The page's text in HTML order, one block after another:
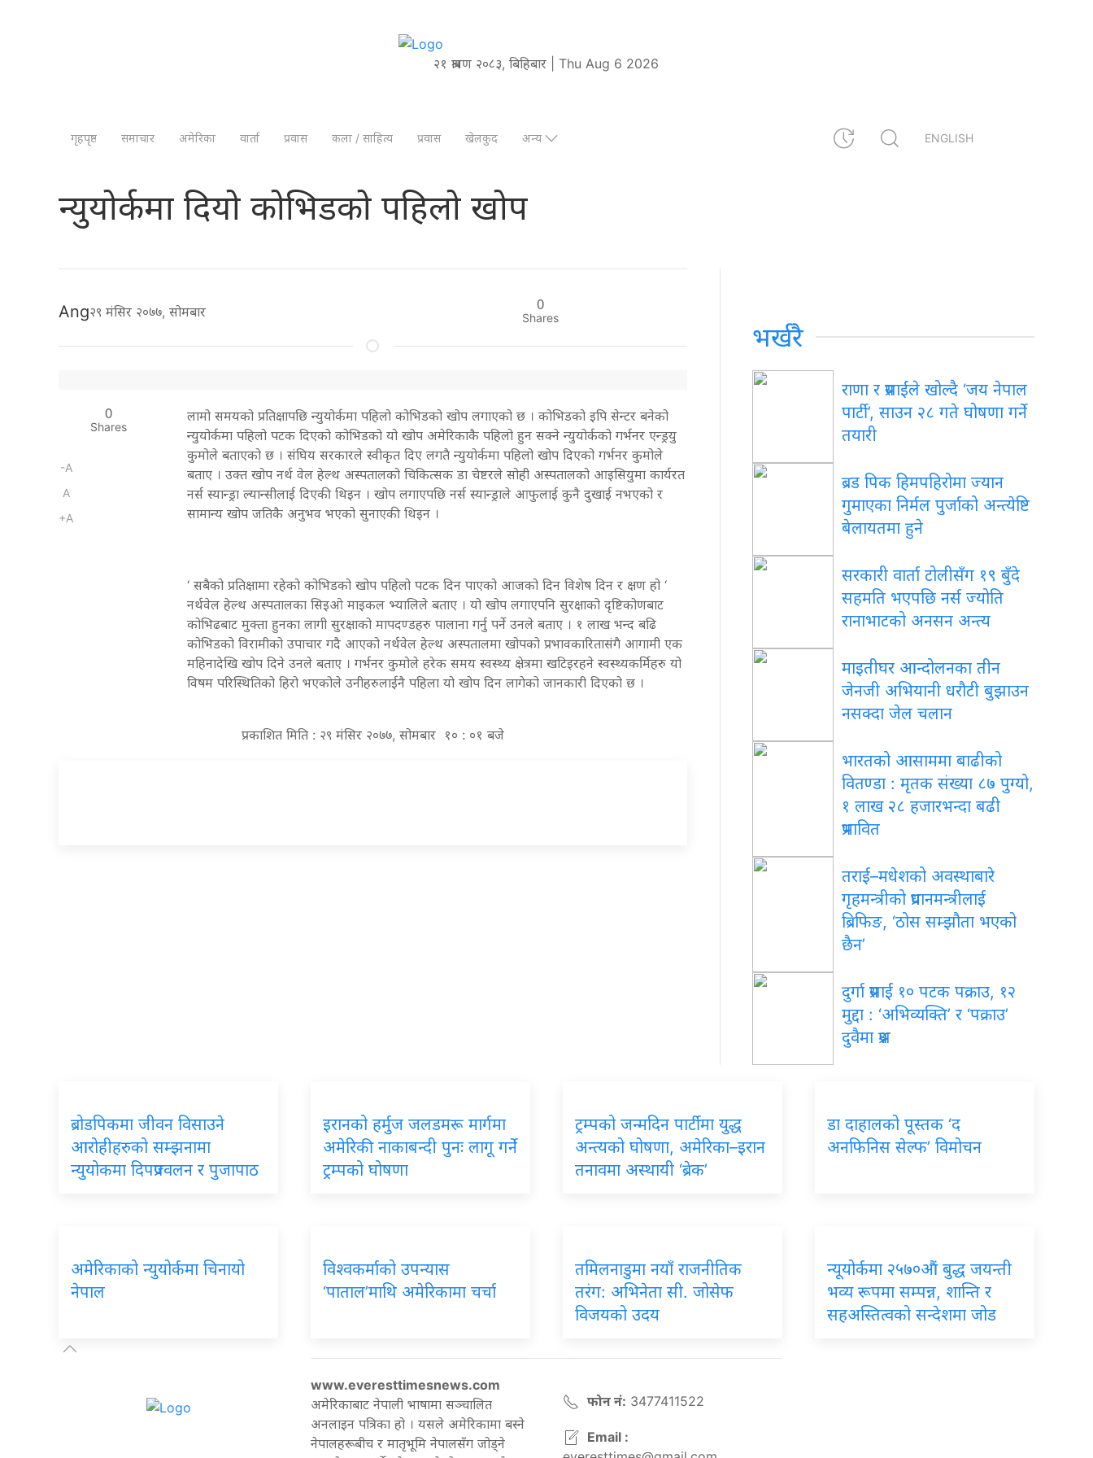
२१ श्रावण २०८३, बिहिबार | Thu Aug 6 2026
गृहपृष्ठ समाचार अमेरिका वार्ता प्रवास कला / साहित्य प्रवास खेलकुद अन्य ENGLISH
न्युयोर्कमा दियो कोभिडको पहिलो खोप
Ang२९ मंसिर २०७७, सोमबार 0
Shares
0
Shares
-A
A
+A
लामो समयको प्रतिक्षापछि न्युयोर्कमा पहिलो कोभिडको खोप लगाएको छ । कोभिडको इपि सेन्टर बनेको
न्युयोर्कमा पहिलो पटक दिएको कोभिडको यो खोप अमेरिकाकै पहिलो हुन सक्ने न्युयोर्कको गर्भनर एन्ड्रयु
कुमोले बताएको छ । संघिय सरकारले स्वीकृत दिए लगतै न्युयोर्कमा पहिलो खोप दिएको गर्भनर कुमोले
बताए । उक्त खोप नर्थ वेल हेल्थ अस्पतालको चिकित्सक डा चेष्टरले सोही अस्पतालको आइसियुमा कार्यरत
नर्स स्यान्ड्रा ल्यान्सीलाई दिएकी थिइन । खोप लगाएपछि नर्स स्यान्ड्राले आफुलाई कुनै दुखाई नभएको र
सामान्य खोप जतिकै अनुभव भएको सुनाएकी थिइन ।
‘ सबैको प्रतिक्षामा रहेको कोभिडको खोप पहिलो पटक दिन पाएको आजको दिन विशेष दिन र क्षण हो ‘
नर्थवेल हेल्थ अस्पतालका सिइओ माइकल भ्यालिले बताए । यो खोप लगाएपनि सुरक्षाको दृष्टिकोणबाट
कोभिढबाट मुक्ता हुनका लागी सुरक्षाको मापदण्डहरु पालाना गर्नु पर्ने उनले बताए । १ लाख भन्द बढि
कोभिडको विरामीको उपाचार गदै आएको नर्थवेल हेल्थ अस्पतालमा खोपको प्रभावकारितासंगै आगामी एक
महिनादेखि खोप दिने उनले बताए । गर्भनर कुमोले हरेक समय स्वस्थ्य क्षेत्रमा खटिइरहने स्वस्थ्यकर्मिहरु यो
विषम परिस्थितिको हिरो भएकोले उनीहरुलाईनै पहिला यो खोप दिन लागेको जानकारी दिएको छ ।
प्रकाशित मिति : २९ मंसिर २०७७, सोमबार १० : ०१ बजे
भर्खरै
राणा र प्रसाईंले खोल्दै ‘जय नेपाल
पार्टी’, साउन २८ गते घोषणा गर्ने
तयारी
ब्रड पिक हिमपहिरोमा ज्यान
गुमाएका निर्मल पुर्जाको अन्त्येष्टि
बेलायतमा हुने
सरकारी वार्ता टोलीसँग १९ बुँदे
सहमति भएपछि नर्स ज्योति
रानाभाटको अनसन अन्त्य
माइतीघर आन्दोलनका तीन
जेनजी अभियानी धरौटी बुझाउन
नसक्दा जेल चलान
भारतको आसाममा बाढीको
वितण्डा : मृतक संख्या ८७ पुग्यो,
१ लाख २८ हजारभन्दा बढी
प्रभावित
तराई–मधेशको अवस्थाबारे
गृहमन्त्रीको प्रधानमन्त्रीलाई
ब्रिफिङ, ‘ठोस सम्झौता भएको
छैन’
दुर्गा प्रसाईं १० पटक पक्राउ, १२
मुद्दा : ‘अभिव्यक्ति’ र ‘पक्राउ’
दुवैमा प्रश्न
ब्रोडपिकमा जीवन विसाउने
आरोहीहरुको सम्झनामा
न्युयोकमा दिपप्रज्वलन र पुजापाठ
इरानको हर्मुज जलडमरू मार्गमा
अमेरिकी नाकाबन्दी पुनः लागू गर्ने
ट्रम्पको घोषणा
ट्रम्पको जन्मदिन पार्टीमा युद्ध
अन्त्यको घोषणा, अमेरिका–इरान
तनावमा अस्थायी ‘ब्रेक’
डा दाहालको पूस्तक ‘द
अनफिनिस सेल्फ’ विमोचन
अमेरिकाको न्युयोर्कमा चिनायो
नेपाल
विश्वकर्माको उपन्यास
‘पाताल’माथि अमेरिकामा चर्चा
तमिलनाडुमा नयाँ राजनीतिक
तरंग: अभिनेता सी. जोसेफ
विजयको उदय
न्यूयोर्कमा २५७०औं बुद्ध जयन्ती
भव्य रूपमा सम्पन्न, शान्ति र
सहअस्तित्वको सन्देशमा जोड
www.everesttimesnews.com
अमेरिकाबाट नेपाली भाषामा सञ्चालित
अनलाइन पत्रिका हो । यसले अमेरिकामा बस्ने
नेपालहरूबीच र मातृभूमि नेपालसँग जोड्ने
फोन नं: 3477411522
Email :